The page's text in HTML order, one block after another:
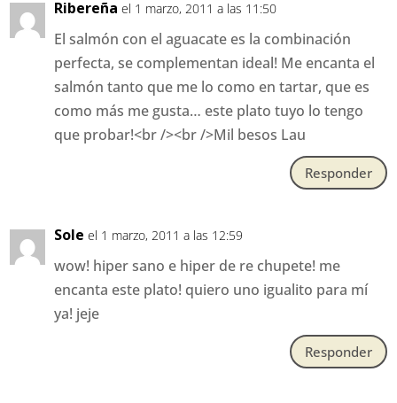
Ribereña el 1 marzo, 2011 a las 11:50
El salmón con el aguacate es la combinación
perfecta, se complementan ideal! Me encanta el
salmón tanto que me lo como en tartar, que es
como más me gusta… este plato tuyo lo tengo
que probar!<br /><br />Mil besos Lau
Responder
Sole el 1 marzo, 2011 a las 12:59
wow! hiper sano e hiper de re chupete! me
encanta este plato! quiero uno igualito para mí
ya! jeje
Responder